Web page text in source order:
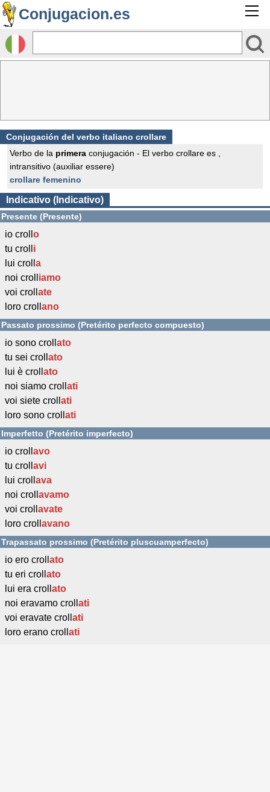
Conjugacion.es
Conjugación del verbo italiano crollare
Verbo de la primera conjugación - El verbo crollare es ,
intransitivo (auxiliar essere)
crollare femenino
Indicativo (Indicativo)
Presente (Presente)
io croll o
tu croll i
lui croll a
noi croll iamo
voi croll ate
loro croll ano
Passato prossimo (Pretérito perfecto compuesto)
io sono croll ato
tu sei croll ato
lui è croll ato
noi siamo croll ati
voi siete croll ati
loro sono croll ati
Imperfetto (Pretérito imperfecto)
io croll avo
tu croll avi
lui croll ava
noi croll avamo
voi croll avate
loro croll avano
Trapassato prossimo (Pretérito pluscuamperfecto)
io ero croll ato
tu eri croll ato
lui era croll ato
noi eravamo croll ati
voi eravate croll ati
loro erano croll ati